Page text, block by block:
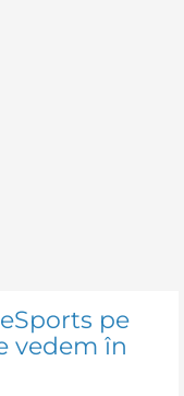
pe
vedem în